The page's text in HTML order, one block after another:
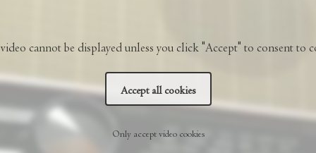
cannot be displayed unless you click "Accept" to consent to
Accept all cookies
Only accept video cookies